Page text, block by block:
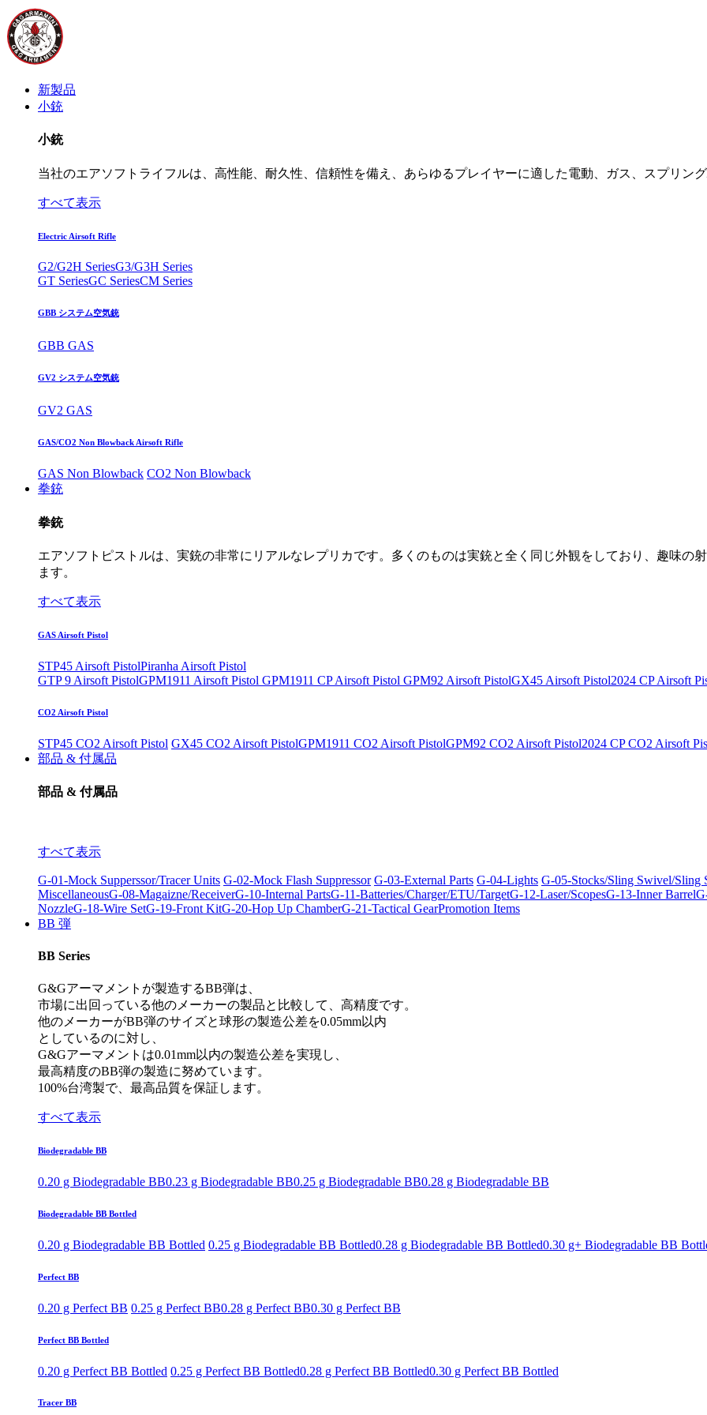
新製品
小銃
小銃
当社のエアソフトライフルは、高性能、耐久性、信頼性を備え、あらゆるプレイヤーに適した電動、ガス、スプリン
すべて表示
Electric Airsoft Rifle
G2/G2H SeriesG3/G3H Series
GT SeriesGC SeriesCM Series
GBB システム空気銃
GBB GAS
GV2 システム空気銃
GV2 GAS
GAS/CO2 Non Blowback Airsoft Rifle
GAS Non Blowback CO2 Non Blowback
拳銃
拳銃
エアソフトピストルは、実銃の非常にリアルなレプリカです。多くのものは実銃と全く同じ外観をしており、趣味の
ます。
すべて表示
GAS Airsoft Pistol
STP45 Airsoft PistolPiranha Airsoft Pistol
GTP 9 Airsoft PistolGPM1911 Airsoft Pistol GPM1911 CP Airsoft Pistol GPM92 Airsoft PistolGX45 Airsoft Pistol2024 CP Airsoft
CO2 Airsoft Pistol
STP45 CO2 Airsoft Pistol GX45 CO2 Airsoft PistolGPM1911 CO2 Airsoft PistolGPM92 CO2 Airsoft Pistol2024 CP CO2 Airsoft
部品 & 付属品
部品 & 付属品
すべて表示
G-01-Mock Supperssor/Tracer Units G-02-Mock Flash Suppressor G-03-External Parts G-04-Lights G-05-Stocks/Sling Swivel/Sling
MiscellaneousG-08-Magaizne/ReceiverG-10-Internal PartsG-11-Batteries/Charger/ETU/TargetG-12-Laser/ScopesG-13-Inner Barrel
NozzleG-18-Wire SetG-19-Front KitG-20-Hop Up ChamberG-21-Tactical GearPromotion Items
BB 弾
BB Series
G&Gアーマメントが製造するBB弾は、
市場に出回っている他のメーカーの製品と比較して、高精度です。
他のメーカーがBB弾のサイズと球形の製造公差を0.05mm以内
としているのに対し、
G&Gアーマメントは0.01mm以内の製造公差を実現し、
最高精度のBB弾の製造に努めています。
100%台湾製で、最高品質を保証します。
すべて表示
Biodegradable BB
0.20 g Biodegradable BB0.23 g Biodegradable BB0.25 g Biodegradable BB0.28 g Biodegradable BB
Biodegradable BB Bottled
0.20 g Biodegradable BB Bottled 0.25 g Biodegradable BB Bottled0.28 g Biodegradable BB Bottled0.30 g+ Biodegradable BB
Perfect BB
0.20 g Perfect BB 0.25 g Perfect BB0.28 g Perfect BB0.30 g Perfect BB
Perfect BB Bottled
0.20 g Perfect BB Bottled 0.25 g Perfect BB Bottled0.28 g Perfect BB Bottled0.30 g Perfect BB Bottled
Tracer BB